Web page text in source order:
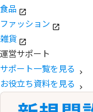
食品
ファッション
雑貨
運営サポート
サポート一覧を見る
お役立ち資料を見る